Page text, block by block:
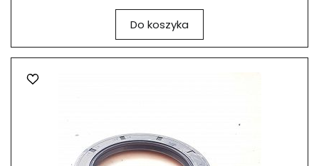
Do koszyka